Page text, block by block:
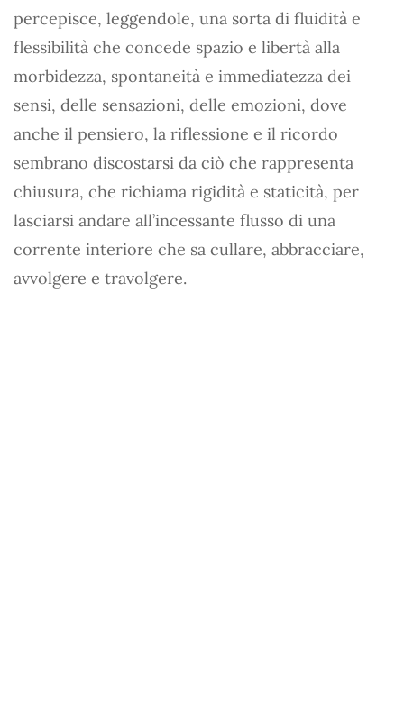
percepisce, leggendole, una sorta di fluidità e
flessibilità che concede spazio e libertà alla
morbidezza, spontaneità e immediatezza dei
sensi, delle sensazioni, delle emozioni, dove
anche il pensiero, la riflessione e il ricordo
sembrano discostarsi da ciò che rappresenta
chiusura, che richiama rigidità e staticità, per
lasciarsi andare all’incessante flusso di una
corrente interiore che sa cullare, abbracciare,
avvolgere e travolgere.